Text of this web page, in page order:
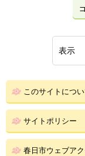
表示
このサイトにつ
サイトポリシー
春日市ウェブア